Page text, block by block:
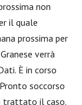
non
il quale
prossima per
verrà
È in corso
soccorso
trattato il caso.